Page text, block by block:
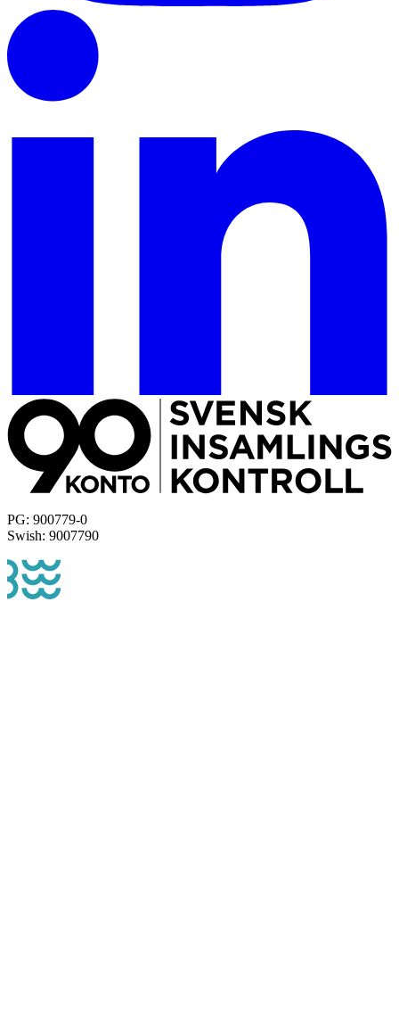
PG: 900779-0
Swish: 9007790